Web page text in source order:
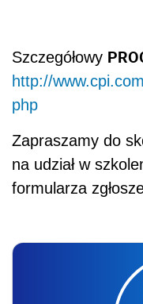
Szczegółowy PR
http://
php
Zapraszamy do
na udział w
formularza